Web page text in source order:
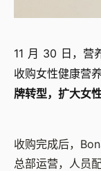
11 月 30 日，营
收购女性健康营
牌转型，扩大女
收购完成后，
总部运营，人员